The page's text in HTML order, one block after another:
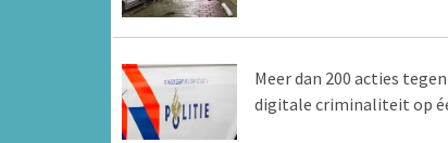
Meer dan 200 acties tegen
digitale criminaliteit op